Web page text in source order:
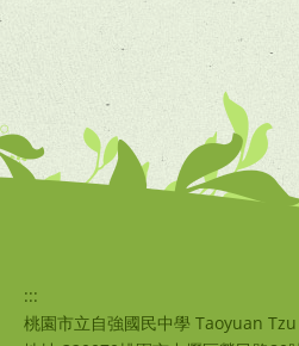
:::
桃園市立自強國民中學 Taoyuan